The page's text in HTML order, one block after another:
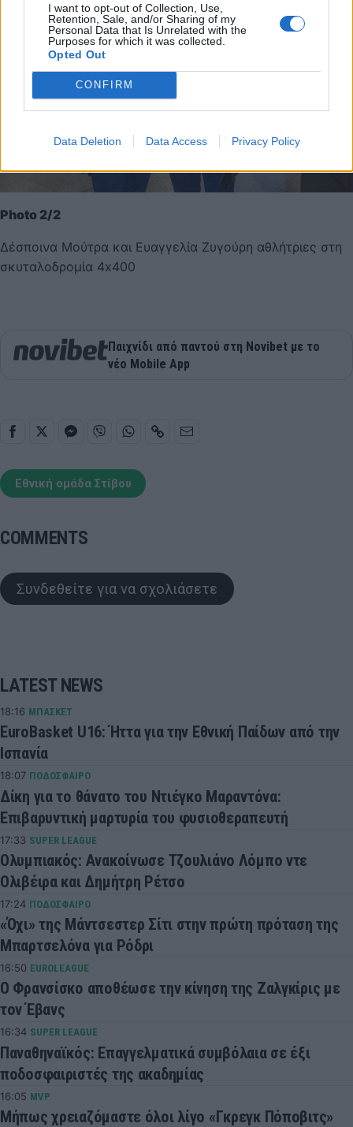
I want to opt-out of Collection, Use,
Retention, Sale, and/or Sharing of my
Personal Data that Is Unrelated with the
Purposes for which it was collected.
Opted Out
CONFIRM
Data Deletion Data Access Privacy Policy
Photo 2/2
Δέσποινα Μούτρα και Ευαγγελία Ζυγούρη αθλήτριες στη
σκυταλοδρομία 4x400
Παιχνίδι από παντού στη Novibet με το
νέο Mobile App
Εθνική ομάδα Στίβου
COMMENTS
Συνδεθείτε για να σχολιάσετε
LATEST NEWS
18:16 ΜΠΑΣΚΕΤ
EuroBasket U16: Ήττα για την Εθνική Παίδων από την
Ισπανία
18:07 ΠΟΔΟΣΦΑΙΡΟ
Δίκη για το θάνατο του Ντιέγκο Μαραντόνα:
Επιβαρυντική μαρτυρία του φυσιοθεραπευτή
17:33 SUPER LEAGUE
Ολυμπιακός: Ανακοίνωσε Τζουλιάνο Λόμπο ντε
Ολιβέιρα και Δημήτρη Ρέτσο
17:24 ΠΟΔΟΣΦΑΙΡΟ
«Όχι» της Μάντσεστερ Σίτι στην πρώτη πρόταση της
Μπαρτσελόνα για Ρόδρι
16:50 EUROLEAGUE
Ο Φρανσίσκο αποθέωσε την κίνηση της Ζαλγκίρις με
τον Έβανς
16:34 SUPER LEAGUE
Παναθηναϊκός: Επαγγελματικά συμβόλαια σε έξι
ποδοσφαιριστές της ακαδημίας
16:05 MVP
Μήπως χρειαζόμαστε όλοι λίγο «Γκρεγκ Πόποβιτς»